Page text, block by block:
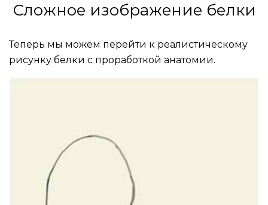
Сложное изображение белки
Теперь мы можем перейти к реалистическому
рисунку белки с проработкой анатомии.